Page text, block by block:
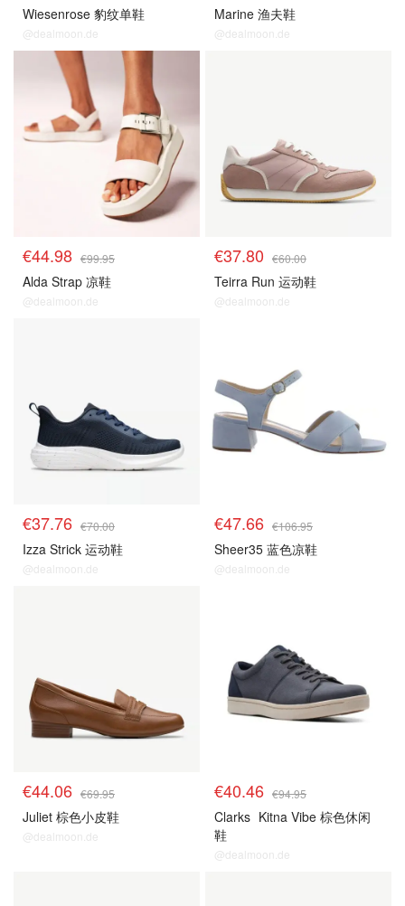
Wiesenrose 豹纹单鞋
@dealmoon.de
Marine 渔夫鞋
@dealmoon.de
€44.98 €99.95
Alda Strap 凉鞋
@dealmoon.de
€37.80 €60.00
Teirra Run 运动鞋
@dealmoon.de
€37.76 €70.00
Izza Strick 运动鞋
@dealmoon.de
€47.66 €106.95
Sheer35 蓝色凉鞋
@dealmoon.de
€44.06 €69.95
Juliet 棕色小皮鞋
@dealmoon.de
€40.46 €94.95
Clarks Kitna Vibe 棕色休闲
鞋
@dealmoon.de